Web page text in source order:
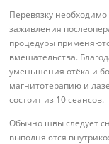
Перевязку
заживления
процедуры
вмешательства.
уменьшения отёка и
магнитотерапию и
состоит из 10 сеансов.
Обычно швы следует
выполняются